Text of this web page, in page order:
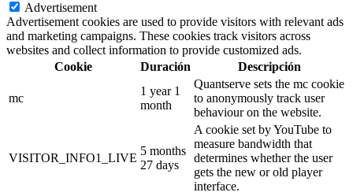
Advertisement
Advertisement cookies are used to provide visitors with relevant ads
and marketing campaigns. These cookies track visitors across
websites and collect information to provide customized ads.
Cookie
Duración Descripción
mc
1 year 1
month
Quantserve sets the mc cookie
to anonymously track user
behaviour on the website.
VISITOR_INFO1_LIVE
5 months
27 days
A cookie set by YouTube to
measure bandwidth that
determines whether the user
gets the new or old player
interface.